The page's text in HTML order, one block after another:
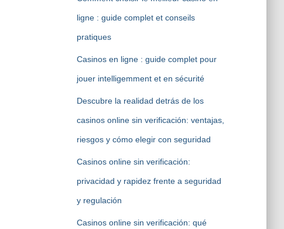
ligne : guide complet et conseils
pratiques
Casinos en ligne : guide complet pour
jouer intelligemment et en sécurité
Descubre la realidad detrás de los
casinos online sin verificación: ventajas,
riesgos y cómo elegir con seguridad
Casinos online sin verificación:
privacidad y rapidez frente a seguridad
y regulación
Casinos online sin verificación: qué